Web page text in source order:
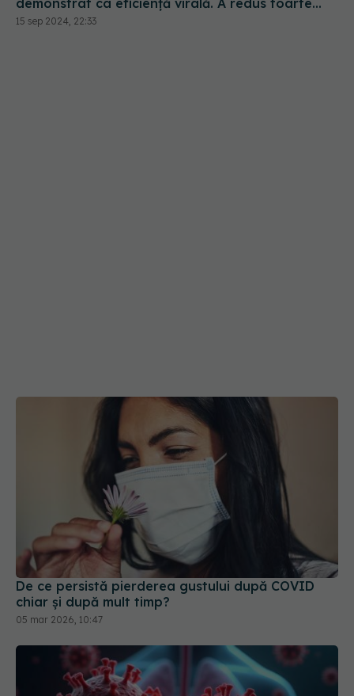
mult riscul de spitalizare
15 sep 2024, 22:33
De ce persistă pierderea gustului după COVID
chiar și după mult timp?
05 mar 2026, 10:47